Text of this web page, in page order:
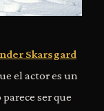
Skarsgard
el actor es un
ser que